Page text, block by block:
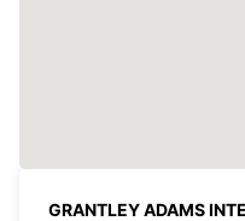
GRANTLEY ADAMS